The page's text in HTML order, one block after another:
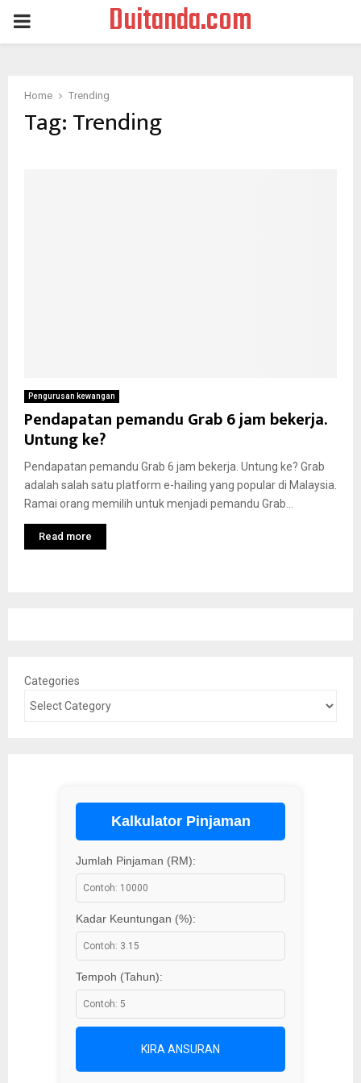
PRIMARY
Duitanda.com
Home Trending
Tag:Trending
Pengurusan kewangan
Pendapatan pemandu Grab 6 jam bekerja.
Untung ke?
Pendapatan pemandu Grab 6 jam bekerja. Untung ke? Grab
adalah salah satu platform e-hailing yang popular di Malaysia.
Ramai orang memilih untuk menjadi pemandu Grab...
Read more
Categories
Kalkulator Pinjaman
Jumlah Pinjaman (RM):
Kadar Keuntungan (%):
Tempoh (Tahun):
KIRA ANSURAN